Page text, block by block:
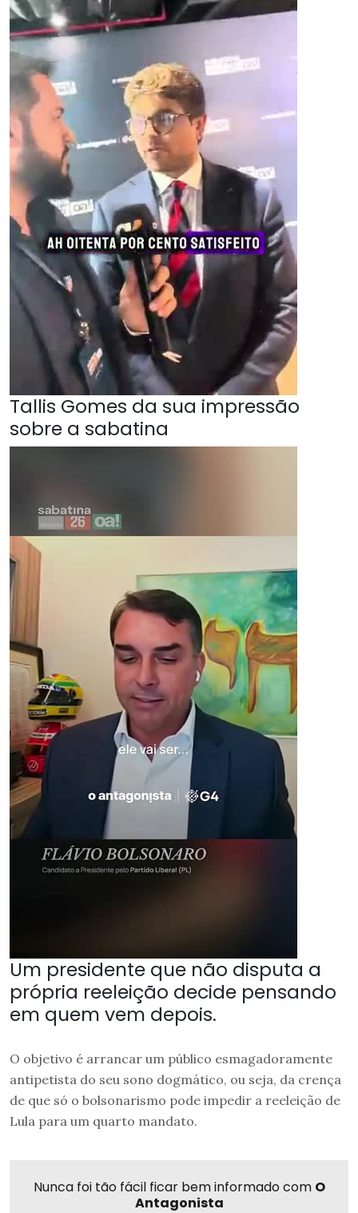
Tallis Gomes da sua impressão
sobre a sabatina
Um presidente que não disputa a
própria reeleição decide pensando
em quem vem depois.
O objetivo é arrancar um público esmagadoramente
antipetista do seu sono dogmático, ou seja, da crença
de que só o bolsonarismo pode impedir a reeleição de
Lula para um quarto mandato.
Nunca foi tão fácil ficar bem informado com O
Antagonista